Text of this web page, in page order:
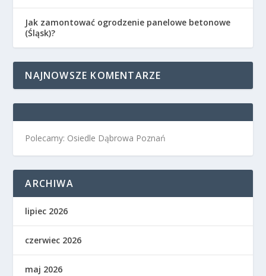
Jak zamontować ogrodzenie panelowe betonowe
(Śląsk)?
NAJNOWSZE KOMENTARZE
Polecamy: Osiedle Dąbrowa Poznań
ARCHIWA
lipiec 2026
czerwiec 2026
maj 2026